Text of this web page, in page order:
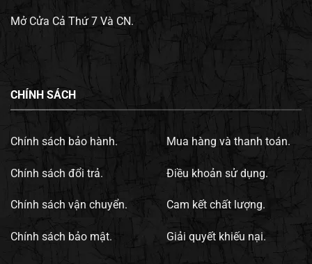
Mở Cửa Cả Thứ 7 Và CN.
CHÍNH SÁCH
Chính sách bảo hành.
Chính sách đổi trả.
Chính sách vận chuyển.
Chính sách bảo mật.
Mua hàng và thanh toán.
Điều khoản sử dụng.
Cam kết chất lượng.
Giải quyết khiếu nại.